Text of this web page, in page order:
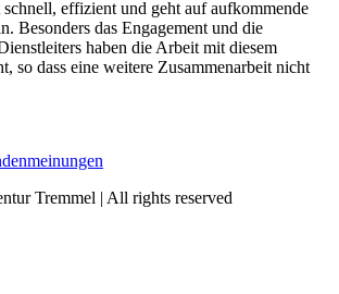
effizient und geht auf aufkommende
Besonders das Engagement und die
haben die Arbeit mit diesem
so dass eine weitere Zusammenarbeit nicht
Tremmel | All rights reserved